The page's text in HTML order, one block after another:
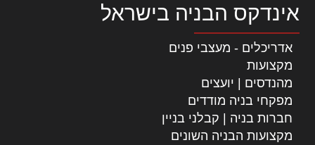
אינדקס הבניה בישראל
אדריכלים - מעצבי פנים
מקצועות
מהנדסים | יועצים
מפקחי בניה מודדים
חברות בניה | קבלני בניין
מקצועות הבניה השונים